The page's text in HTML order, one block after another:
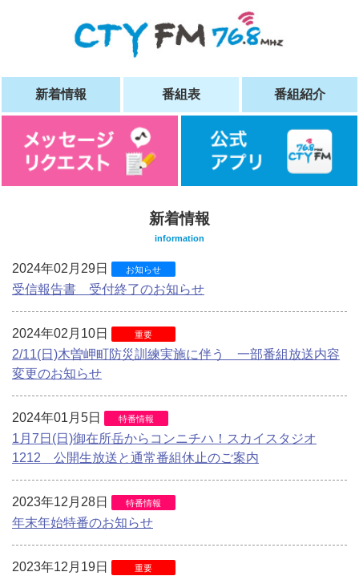
新着情報 番組表 番組紹介
新着情報
information
2024年02月29日 お知らせ
受信報告書 受付終了のお知らせ
2024年02月10日 重要
2/11(日)木曽岬町防災訓練実施に伴う 一部番組放送内容
変更のお知らせ
2024年01月5日 特番情報
1月7日(日)御在所岳からコンニチハ！スカイスタジオ
1212 公開生放送と通常番組休止のご案内
2023年12月28日 特番情報
年末年始特番のお知らせ
2023年12月19日 重要